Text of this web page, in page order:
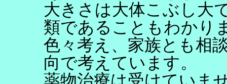
大きさは大体こぶし大
類であることもわかり
色々考え、家族とも相
向で考えています。